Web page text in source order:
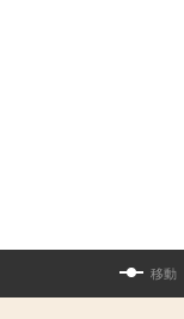
移動